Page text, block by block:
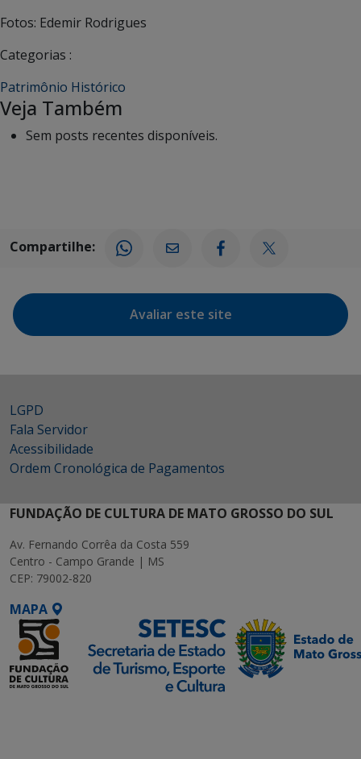
Fotos: Edemir Rodrigues
Categorias :
Patrimônio Histórico
Veja Também
Sem posts recentes disponíveis.
Compartilhe:
Avaliar este site
LGPD
Fala Servidor
Acessibilidade
Ordem Cronológica de Pagamentos
FUNDAÇÃO DE CULTURA DE MATO GROSSO DO SUL
Av. Fernando Corrêa da Costa 559
Centro - Campo Grande | MS
CEP: 79002-820
MAPA